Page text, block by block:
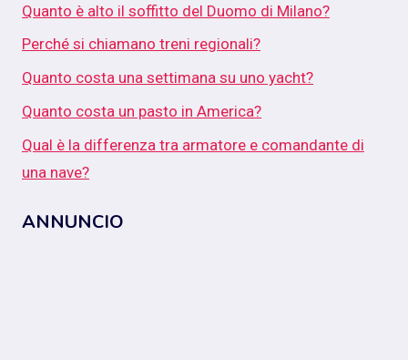
Quanto è alto il soffitto del Duomo di Milano?
Perché si chiamano treni regionali?
Quanto costa una settimana su uno yacht?
Quanto costa un pasto in America?
Qual è la differenza tra armatore e comandante di
una nave?
ANNUNCIO